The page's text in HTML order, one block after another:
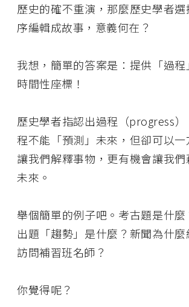
歷史的確不重演，那麼歷史學者
序編輯成故事，意義何在？
我想，簡單的答案是：提供「過
時間性座標！
歷史學者指認出過程（progress
程不能「預測」未來，但卻可以
讓我們解釋事物，更有機會讓我們
未來。
舉個簡單的例子吧。考古題是什
出題「趨勢」是什麼？新聞為什
訪問補習班名師？
你覺得呢？